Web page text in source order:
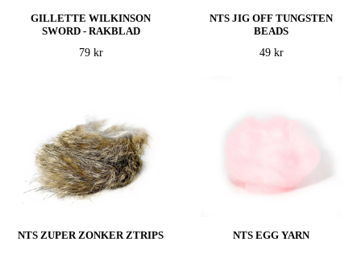
GILLETTE WILKINSON
SWORD - RAKBLAD
79 kr
NTS JIG OFF TUNGSTEN
BEADS
49 kr
NTS ZUPER ZONKER ZTRIPS NTS EGG YARN